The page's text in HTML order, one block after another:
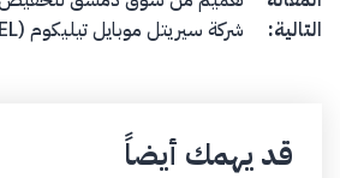
التالية:
شركة سيريتل موبايل تيليكوم (SYTEL)
قد يهمك أيضاً